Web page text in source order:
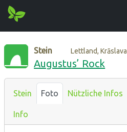
Stein Lettland, Krāslava
Augustus’ Rock
Stein Foto Nützliche Infos
Info